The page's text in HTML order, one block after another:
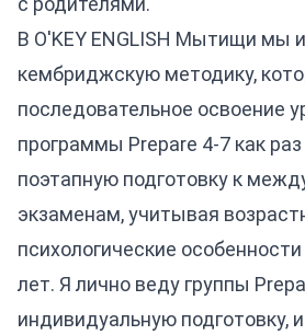
В O'KEY ENGLISH Мытищи мы
кембриджскую методику,
последовательное освоение
программы Prepare 4-7 как
поэтапную подготовку к
экзаменам, учитывая
психологические
лет. Я лично веду группы
индивидуальную подготовку,